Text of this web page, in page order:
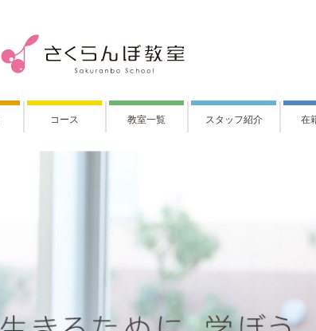
コース 教室一覧 スタッフ紹介 在